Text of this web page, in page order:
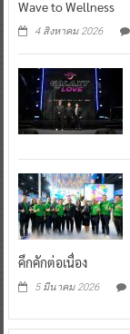
Wave to Wellness
4 สิงหาคม 2026
คึกคักต่อเนื่อง
5 มีนาคม 2026